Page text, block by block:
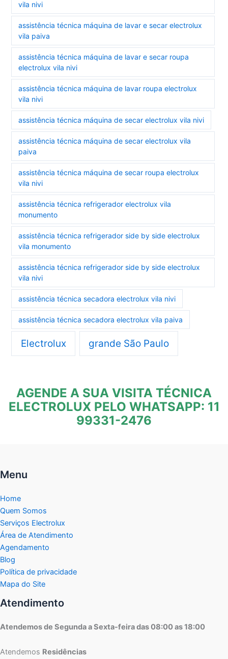
vila nivi
assistência técnica máquina de lavar e secar electrolux
vila paiva
assistência técnica máquina de lavar e secar roupa
electrolux vila nivi
assistência técnica máquina de lavar roupa electrolux
vila nivi
assistência técnica máquina de secar electrolux vila nivi
assistência técnica máquina de secar electrolux vila
paiva
assistência técnica máquina de secar roupa electrolux
vila nivi
assistência técnica refrigerador electrolux vila
monumento
assistência técnica refrigerador side by side electrolux
vila monumento
assistência técnica refrigerador side by side electrolux
vila nivi
assistência técnica secadora electrolux vila nivi
assistência técnica secadora electrolux vila paiva
Electrolux grande São Paulo
AGENDE A SUA VISITA TÉCNICA
ELECTROLUX PELO WHATSAPP: 11
99331-2476
Menu
Home
Quem Somos
Serviços Electrolux
Área de Atendimento
Agendamento
Blog
Política de privacidade
Mapa do Site
Atendimento
Atendemos de Segunda a Sexta-feira das 08:00 as 18:00
Atendemos Residências